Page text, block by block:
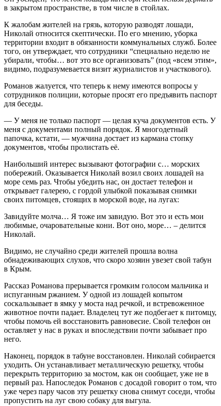
в закрытом пространстве, в том числе в стойлах.
К жалобам жителей на грязь, которую разводят лошади,
Николай относится скептически. По его мнению, уборка
территории входит в обязанности коммунальных служб. Более
того, он утверждает, что сотрудники “специально неделю не
убирали, чтобы… вот это все организовать” (под «всем этим»,
видимо, подразумевается визит журналистов и участкового).
Романов жалуется, что теперь к нему имеются вопросы у
сотрудников полиции, которые просят его предъявить паспорт
для беседы.
— У меня не только паспорт — целая куча документов есть. У
меня с документами полный порядок. Я многодетный
папочка, кстати, — мужчина достает из кармана стопку
документов, чтобы пролистать её.
Наибольший интерес вызывают фотографии с… морских
побережий. Оказывается Николай возил своих лошадей на
море семь раз. Чтобы убедить нас, он достает телефон и
открывает галерею, с гордой улыбкой показывая снимки
своих питомцев, стоящих в морской воде, на лугах:
Завидуйте молча… Я тоже им завидую. Вот это и есть мои
любимые, очаровательные кони. Вот оно, море… – делится
Николай.
Видимо, не случайно среди жителей прошла волна
обнадеживающих слухов, что скоро хозяин увезет свой табун
в Крым.
Рассказ Романова прерывается громким голосом мальчика и
испуганным ржанием. У одной из лошадей копытом
соскальзывает в ямку у моста над речкой, и встревоженное
животное почти падает. Владелец тут же подбегает к питомцу,
чтобы помочь ей восстановить равновесие. Свой телефон он
оставляет у нас в руках и впоследствии почти забывает про
него.
Наконец, порядок в табуне восстановлен. Николай собирается
уходить. Он устанавливает металлическую решетку, чтобы
перекрыть территорию за мостом, как он сообщает, уже не в
первый раз. Напоследок Романов с досадой говорит о том, что
уже через пару часов эту решетку снова снимут соседи, чтобы
пропустить на луг свою собаку для выгула.